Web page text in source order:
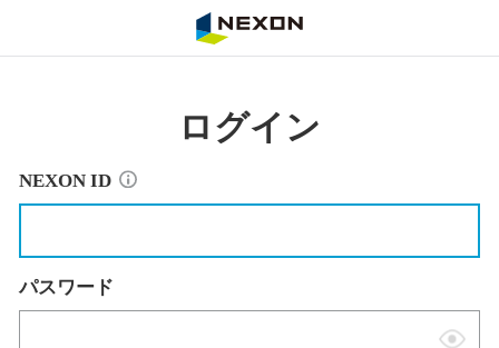
ログイン
NEXON ID
パスワード